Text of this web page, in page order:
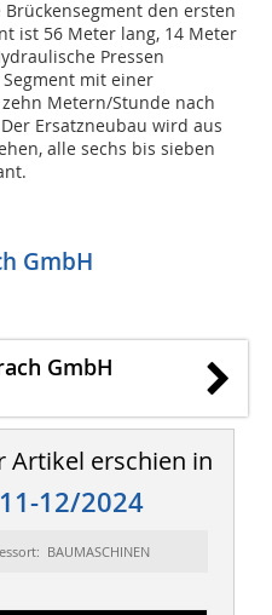
Brückensegment den ersten
ist 56 Meter lang, 14 Meter
Pressen
mit einer
Metern/Stunde nach
Ersatzneubau wird aus
alle sechs bis sieben
GmbH
GmbH
Artikel erschien in
12/2024
BAUMASCHINEN